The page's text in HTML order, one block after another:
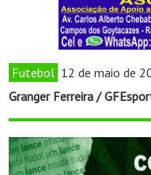
Futebol 12 de maio de
Granger Ferreira /